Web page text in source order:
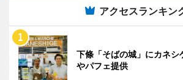
アクセスランキン
下條「そばの城」にカネ
やパフェ提供